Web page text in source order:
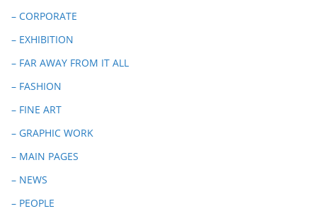
– CORPORATE
– EXHIBITION
– FAR AWAY FROM IT ALL
– FASHION
– FINE ART
– GRAPHIC WORK
– MAIN PAGES
– NEWS
– PEOPLE